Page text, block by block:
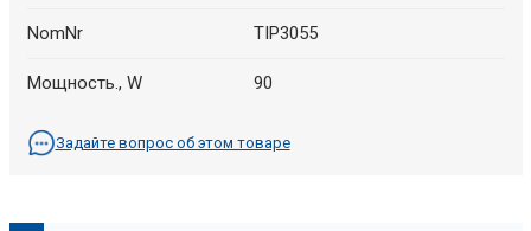
NomNr TIP3055
Мощность., W 90
Задайте вопрос об этом товаре